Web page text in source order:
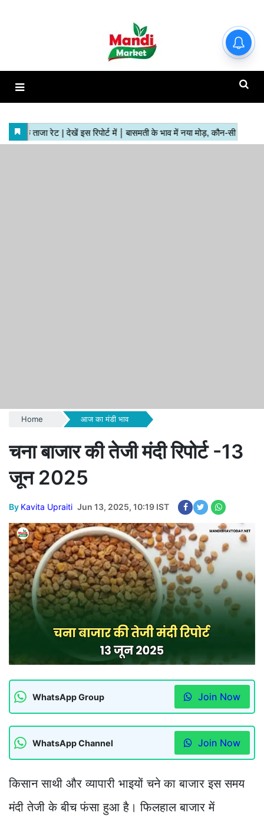
Home आज का मंडी भाव
चना बाजार की तेजी मंदी रिपोर्ट -13
जून 2025
By Kavita Upraiti Jun 13, 2025, 10:19 IST
WhatsApp Group Join Now
WhatsApp Channel Join Now
किसान साथी और व्यापारी भाइयों चने का बाजार इस समय
मंदी तेजी के बीच फंसा हुआ है। फिलहाल बाजार में
हाजिर मंडियों के ताजा रेट | देखें इस
रिपोर्ट में